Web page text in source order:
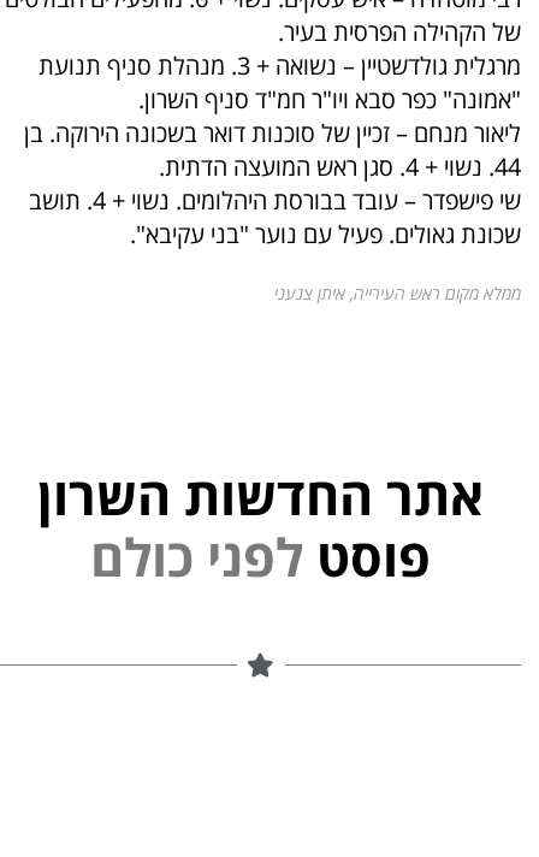
של הקהילה הפרסית בעיר.
מרגלית גולדשטיין – נשואה + 3. מנהלת סניף תנועת
"אמונה" כפר סבא ויו"ר חמ"ד סניף השרון.
ליאור מנחם – זכיין של סוכנות דואר בשכונה הירוקה. בן
44. נשוי + 4. סגן ראש המועצה הדתית.
שי פישפדר – עובד בבורסת היהלומים. נשוי + 4. תושב
שכונת גאולים. פעיל עם נוער "בני עקיבא".
ממלא מקום ראש העירייה, איתן צנעני
אתר החדשות השרון
פוסט